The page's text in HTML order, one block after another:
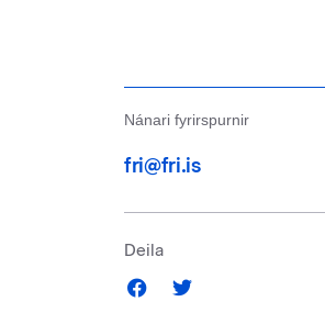
Nánari fyrirspurnir
fri@fri.is
Deila